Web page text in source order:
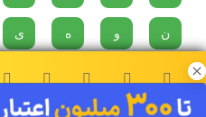
ن و ه ی
دو پناهگاه در مقابل مصیبت های زندگی
قانون - حسن ۰:۰۰